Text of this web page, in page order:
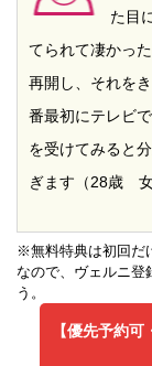
た目
てられて凄かっ
再開し、それを
番最初にテレビ
を受けてみると
ぎます（28歳 女
※無料特典は初回だ
なので、ヴェルニ登
う。
【優先予約可